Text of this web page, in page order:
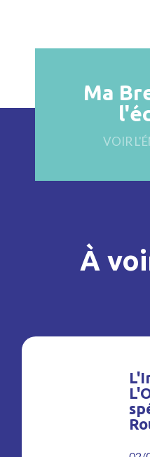
Ma
VOIR
À